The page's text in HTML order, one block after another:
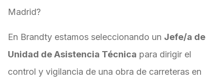
Madrid?
En Brandty estamos seleccionando un Jefe/a de
Unidad de Asistencia Técnica para dirigir el
control y vigilancia de una obra de carreteras en